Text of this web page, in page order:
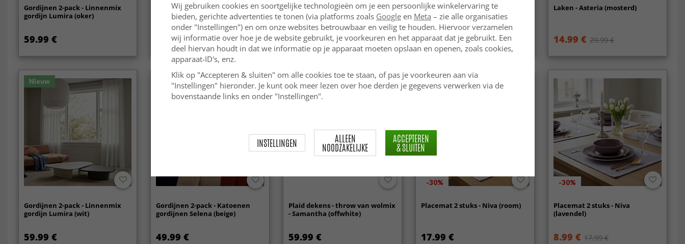
Gordijnen 2-pack - Linnenmix
gordijn Lumira (oker)
59.99 €
Placemat 2 stuks - Niva
(lichtbruin)
8.99 € 17.99 €
Dekens - Mousseline plaid -
Dorena (lichtblauw)
49.99 €
Dekens - Mousseline plaid -
Dorena (grijs)
49.99 €
Laken - Asteria (mosterd)
14.99 € 29.99 €
Nieuw
Gordijnen 2-pack - Linnenmix
gordijn Lumira (wit)
59.99 €
Nieuw
Gordijnen 2-pack - Katoenen
gordijnen Selena (beige)
49.99 €
Plaid dekens - throw van wolmix
- Samantha (offwhite)
59.99 €
-30%
Placemat 2 stuks - Niva (room)
17.99 €
-30%
Placemat 2 stuks - Niva
(lavendel)
8.99 € 17.99 €
Wij gebruiken cookies en soortgelijke technologieën om je een persoonlijke winkelervaring te
bieden, gerichte advertenties te tonen (via platforms zoals Googleen Meta – zie alle organisaties
onder "Instellingen") en om onze websites betrouwbaar en veilig te houden. Hiervoor verzamelen
wij informatie over hoe je de website gebruikt, je voorkeuren en het apparaat dat je gebruikt. Een
deel hiervan houdt in dat we informatie op je apparaat moeten opslaan en openen, zoals cookies,
apparaat-ID's, enz.
Klik op "Accepteren & sluiten" om alle cookies toe te staan, of pas je voorkeuren aan via
"Instellingen" hieronder. Je kunt ook meer lezen over hoe derden je gegevens verwerken via de
bovenstaande links en onder "Instellingen".
INSTELLINGEN ALLEEN
NOODZAKELIJKE
ACCEPTEREN
& SLUITEN